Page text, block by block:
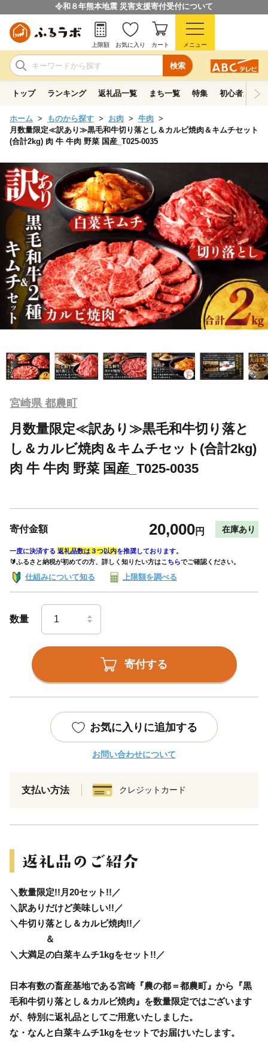
令和８年熊本地震 災害支援寄付受付について
検索
上限額 お気に入り カート メニュー
トップ ランキング 返礼品一覧 まち一覧 特集 初心者ガイド
ホーム ものから探す お肉
牛肉
月数量限定≪訳あり≫黒毛和牛切り落とし＆カルビ焼肉＆キムチセット
(合計2kg) 肉 牛 牛肉 野菜 国産_T025-0035
宮崎県 都農町
月数量限定≪訳あり≫黒毛和牛切り落と
し＆カルビ焼肉＆キムチセット(合計2kg)
肉 牛 牛肉 野菜 国産_T025-0035
寄付金額 20,000円 在庫あり
一度に決済する 返礼品数は３つ以内を推奨しております。
🔰ふるさと納税が初めての方、詳しく知りたい方はこちらでご確認ください。
仕組みについて知る 上限額を調べる
数量
寄付する
お気に入りに追加する
お問い合わせについて
支払い方法 クレジットカード
＼数量限定!!月20セット!!／
＼訳ありだけど美味しい!!／
＼牛切り落とし＆カルビ焼肉!!／
＆
＼大満足の白菜キムチ1kgをセット!!／
日本有数の畜産基地である宮崎『農の都＝都農町』から『黒
毛和牛切り落とし＆カルビ焼肉』を数量限定ではございます
が、特別に返礼品としてご用意いたしました。
な・なんと白菜キムチ1kgをセットでお届けいたします。